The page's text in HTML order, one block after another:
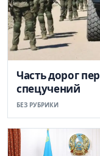
Часть дорог
спецучений
БЕЗ РУБРИКИ